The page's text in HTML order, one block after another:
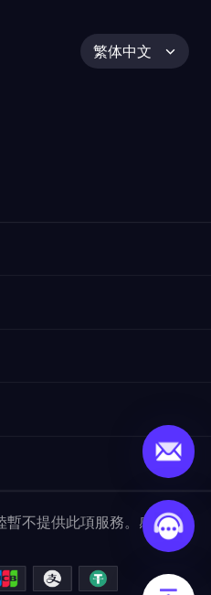
繁体中文
暫不提供此項服務。感謝您